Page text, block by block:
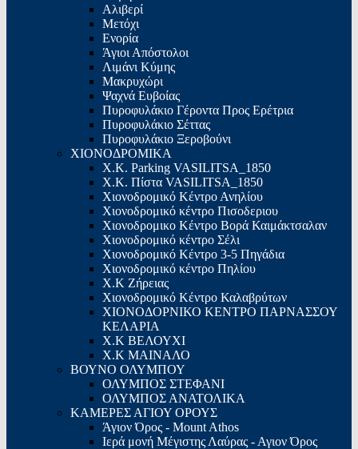
Αλιβερί
Μετόχι
Ενορία
Άγιοι Απόστολοι
Λιμάνι Κύμης
Μακρυχώρι
Ψαχνά Ευβοίας
Πυροφυλάκιο Γέροντα Προς Ερέτρια
Πυροφυλάκιο Σέττας
Πυροφυλάκιο Ξεροβούνι
ΧΙΟΝΟΔΡΟΜΙΚΑ
Χ.Κ. Parking VASILITSA_1850
Χ.Κ. Πίστα VASILITSA_1850
Χιονοδρομικό Κέντρο Ανηλίου
Χιονοδρομικό κέντρο Πισοδεριου
Χιονοδρομικο Κέντρο Βορά Καιμάκτσαλαν
Χιονοδρομικό κέντρο Σέλι
Χιονοδρομικό Κέντρο 3-5 Πηγάδια
Χιονοδρομικό κέντρο Πηλίου
Χ.Κ Ζήρειας
Χιονοδρομικό Κέντρο Καλαβρύτων
ΧΙΟΝΟΔΟΡΝΙΚΟ ΚΕΝΤΡΟ ΠΑΡΝΑΣΣΟΥ
ΚΕΛΑΡΙΑ
Χ.Κ ΒΕΛΟΥΧΙ
Χ.Κ ΜΑΙΝΑΛΟ
ΒΟΥΝΟ ΟΛΥΜΠΟΥ
ΟΛΥΜΠΟΣ ΣΤΕΦΑΝΙ
ΟΛΥΜΠΟΣ ΑΝΑΤΟΛΙΚΑ
ΚΑΜΕΡΕΣ ΑΓΙΟΥ ΟΡΟΥΣ
Άγιον Όρος - Mount Athos
Ιερά μονή Μέγιστης Λαύρας - Αγιον Όρος